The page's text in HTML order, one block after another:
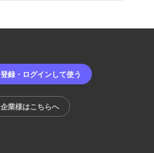
登録・ログインして使う
企業様はこちらへ